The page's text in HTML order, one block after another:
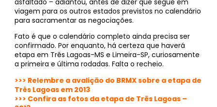
asfaltado – adiantou, antes de dizer que segue em
viagem para os outros estados previstos no calendário
para sacramentar as negociações.
Fato é que o calendário completo ainda precisa ser
confirmado. Por enquanto, há certeza que haverá
etapa em Três Lagoas-MS e Limeira-SP, curiosamente
a primeira e última rodadas. Falta o recheio.
>>> Relembre a avalição do BRMX sobre a etapa de
Três Lagoas em 2013
>>> Confira as fotos da etapa de Trës Lagoas –